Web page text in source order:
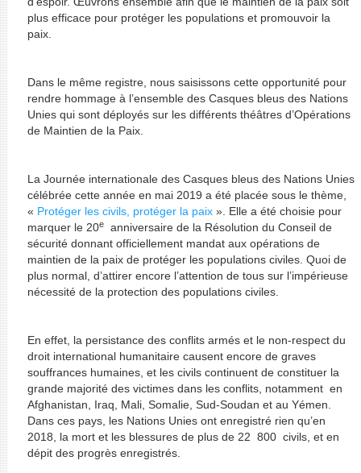
plus efficace pour protéger les populations et promouvoir la
paix.
Dans le même registre, nous saisissons cette opportunité pour
rendre hommage à l’ensemble des Casques bleus des Nations
Unies qui sont déployés sur les différents théâtres d’Opérations
de Maintien de la Paix.
La Journée internationale des Casques bleus des Nations Unies
célébrée cette année en mai 2019 a été placée sous le thème,
« Protéger les civils, protéger la paix». Elle a été choisie pour
marquer le 20eanniversaire de la Résolution du Conseil de
sécurité donnant officiellement mandat aux opérations de
maintien de la paix de protéger les populations civiles. Quoi de
plus normal, d’attirer encore l’attention de tous sur l’impérieuse
nécessité de la protection des populations civiles.
En effet, la persistance des conflits armés et le non-respect du
droit international humanitaire causent encore de graves
souffrances humaines, et les civils continuent de constituer la
grande majorité des victimes dans les conflits, notamment en
Afghanistan, Iraq, Mali, Somalie, Sud-Soudan et au Yémen.
Dans ces pays, les Nations Unies ont enregistré rien qu’en
2018, la mort et les blessures de plus de 22 800 civils, et en
dépit des progrès enregistrés.